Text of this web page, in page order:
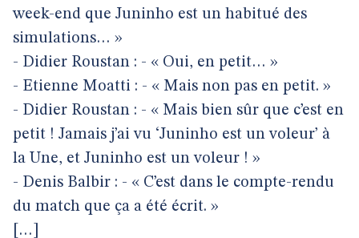
week-end que Juninho est un habitué des
simulations… »
- Didier Roustan : - « Oui, en petit… »
- Etienne Moatti : - « Mais non pas en petit. »
- Didier Roustan : - « Mais bien sûr que c’est en
petit ! Jamais j’ai vu ‘Juninho est un voleur’ à
la Une, et Juninho est un voleur ! »
- Denis Balbir : - « C’est dans le compte-rendu
du match que ça a été écrit. »
[…]